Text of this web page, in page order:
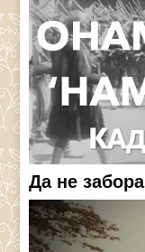
Да не